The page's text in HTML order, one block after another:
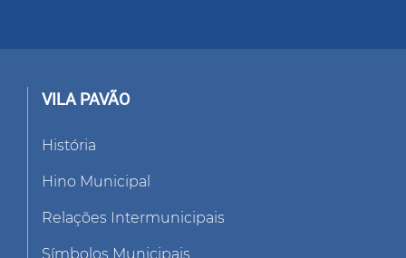
VILA PAVÃO
História
Hino Municipal
Relações Intermunicipais
Símbolos Municipais